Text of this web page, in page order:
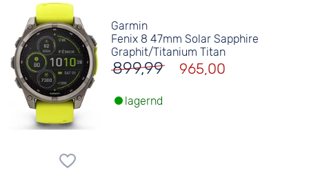
Garmin
Fenix 8 47mm Solar Sapphire
Graphit/Titanium Titan
899,99 965,00
lagernd